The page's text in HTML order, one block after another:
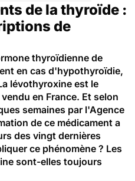
de la thyroïde :
de
thyroïdienne de
en cas d'hypothyroïdie,
lévothyroxine est le
en France. Et selon
semaines par l'Agence
de ce médicament a
des vingt dernières
ce phénomène ? Les
sont-elles toujours